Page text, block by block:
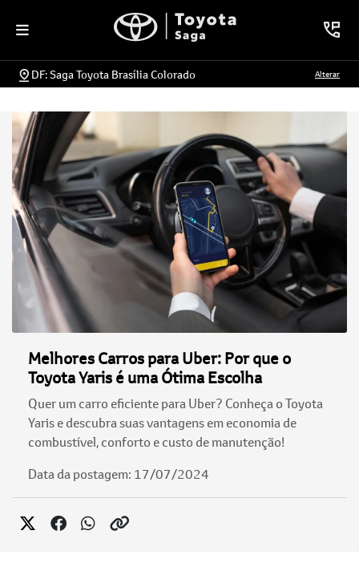
DF: Saga Toyota Brasília Colorado Alterar
Melhores Carros para Uber: Por que o
Toyota Yaris é uma Ótima Escolha
Quer um carro eficiente para Uber? Conheça o Toyota
Yaris e descubra suas vantagens em economia de
combustível, conforto e custo de manutenção!
Data da postagem: 17/07/2024